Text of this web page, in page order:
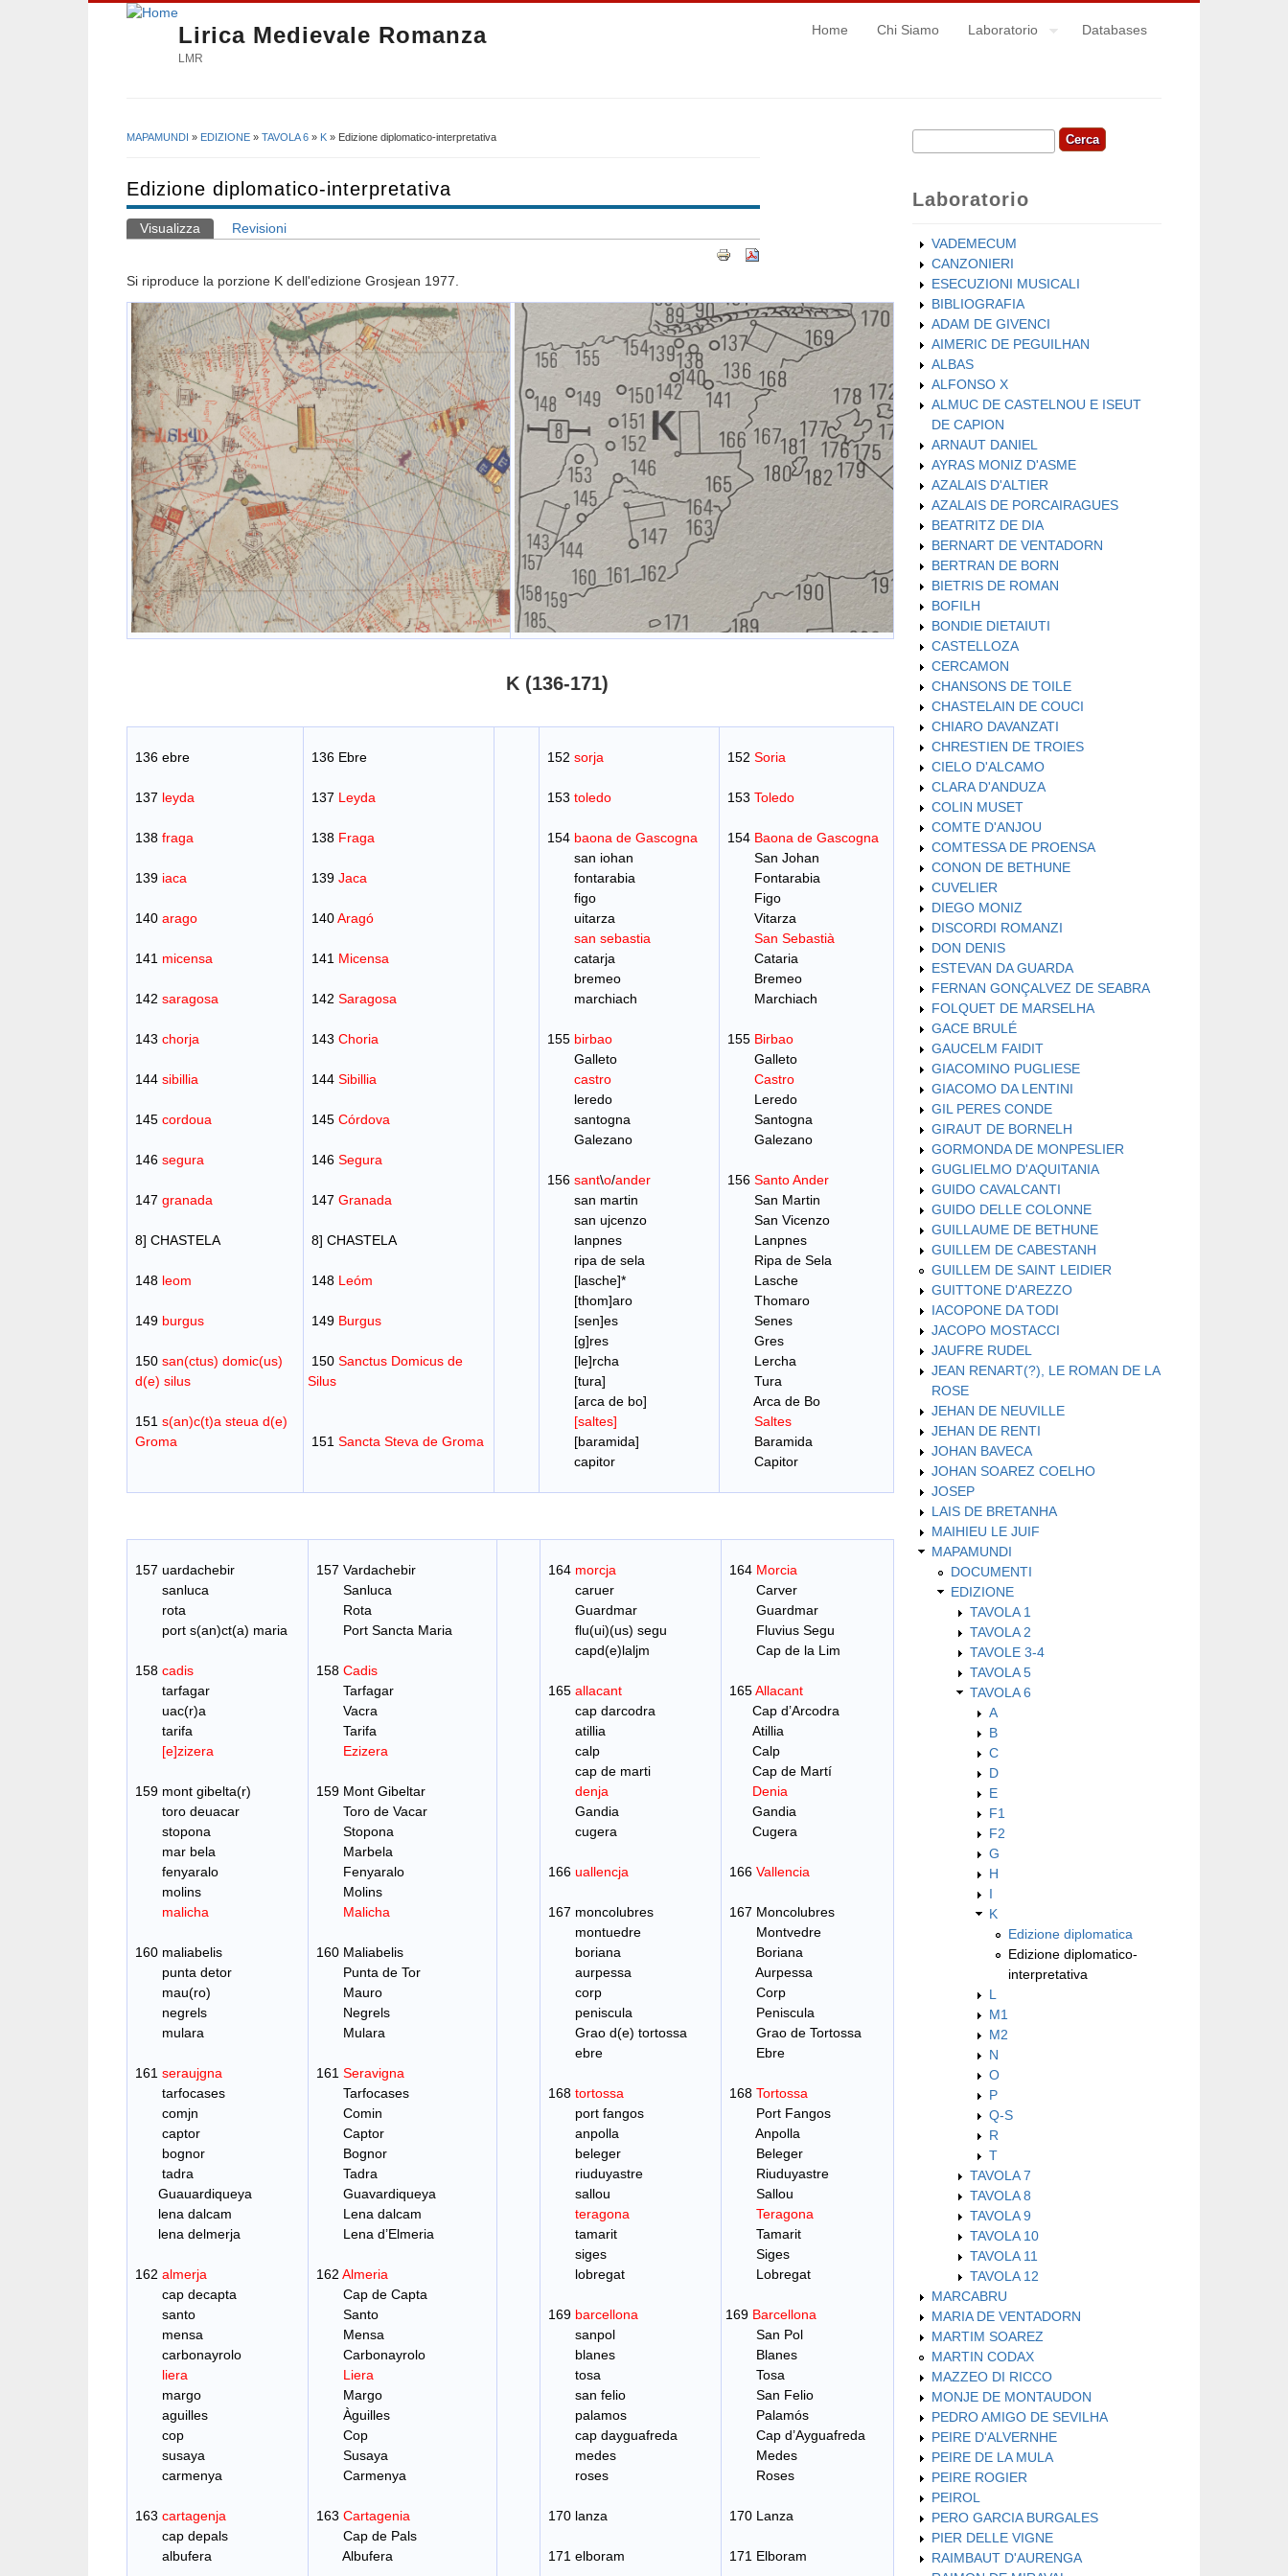
Lirica Medievale Romanza
LMR
Home Chi Siamo Laboratorio Databases
MAPAMUNDI » EDIZIONE » TAVOLA 6 » K » Edizione diplomatico-interpretativa
Edizione diplomatico-interpretativa
Schede primarie
Visualizza (scheda attiva)
Revisioni
Si riproduce la porzione K dell'edizione Grosjean 1977.
K (136-171)
136 ebre
137 leyda
138 fraga
139 iaca
140 arago
141 micensa
142 saragosa
143 chorja
144 sibillia
145 cordoua
146 segura
147 granada
8] CHASTELA
148 leom
149 burgus
150 san(ctus) domic(us)
d(e) silus
151 s(an)c(t)a steua d(e)
Groma
136 Ebre
137 Leyda
138 Fraga
139 Jaca
140Aragó
141 Micensa
142 Saragosa
143 Choria
144 Sibillia
145 Córdova
146 Segura
147 Granada
8] CHASTELA
148 Leóm
149 Burgus
150 Sanctus Domicus de
Silus
151 Sancta Steva de Groma
152 sorja
153 toledo
154 baona de Gascogna
san iohan
fontarabia
figo
uitarza
san sebastia
catarja
bremeo
marchiach
155 birbao
Galleto
castro
leredo
santogna
Galezano
156 sant\o/ander
san martin
san ujcenzo
lanpnes
ripa de sela
[lasche]*
[thom]aro
[sen]es
[g]res
[le]rcha
[tura]
[arca de bo]
[saltes]
[baramida]
capitor
152 Soria
153 Toledo
154 Baona de Gascogna
San Johan
Fontarabia
Figo
Vitarza
San Sebastià
Cataria
Bremeo
Marchiach
155 Birbao
Galleto
Castro
Leredo
Santogna
Galezano
156 Santo Ander
San Martin
San Vicenzo
Lanpnes
Ripa de Sela
Lasche
Thomaro
Senes
Gres
Lercha
Tura
Arca de Bo
Saltes
Baramida
Capitor
157 uardachebir
sanluca
rota
port s(an)ct(a) maria
158 cadis
tarfagar
uac(r)a
tarifa
[e]zizera
159 mont gibelta(r)
toro deuacar
stopona
mar bela
fenyaralo
molins
malicha
160 maliabelis
punta detor
mau(ro)
negrels
mulara
161 seraujgna
tarfocases
comjn
captor
bognor
tadra
Guauardiqueya
lena dalcam
lena delmerja
162 almerja
cap decapta
santo
mensa
carbonayrolo
liera
margo
aguilles
cop
susaya
carmenya
163 cartagenja
cap depals
albufera
157 Vardachebir
Sanluca
Rota
Port Sancta Maria
158 Cadis
Tarfagar
Vacra
Tarifa
Ezizera
159 Mont Gibeltar
Toro de Vacar
Stopona
Marbela
Fenyaralo
Molins
Malicha
160 Maliabelis
Punta de Tor
Mauro
Negrels
Mulara
161 Seravigna
Tarfocases
Comin
Captor
Bognor
Tadra
Guavardiqueya
Lena dalcam
Lena d’Elmeria
162 Almeria
Cap de Capta
Santo
Mensa
Carbonayrolo
Liera
Margo
Àguilles
Cop
Susaya
Carmenya
163 Cartagenia
Cap de Pals
Albufera
164 morcja
caruer
Guardmar
flu(ui)(us) segu
capd(e)laljm
165 allacant
cap darcodra
atillia
calp
cap de marti
denja
Gandia
cugera
166 uallencja
167 moncolubres
montuedre
boriana
aurpessa
corp
peniscula
Grao d(e) tortossa
ebre
168 tortossa
port fangos
anpolla
beleger
riuduyastre
sallou
teragona
tamarit
siges
lobregat
169 barcellona
sanpol
blanes
tosa
san felio
palamos
cap dayguafreda
medes
roses
170 lanza
171 elboram
164 Morcia
Carver
Guardmar
Fluvius Segu
Cap de la Lim
165Allacant
Cap d’Arcodra
Atillia
Calp
Cap de Martí
Denia
Gandia
Cugera
166 Vallencia
167 Moncolubres
Montvedre
Boriana
Aurpessa
Corp
Peniscula
Grao de Tortossa
Ebre
168 Tortossa
Port Fangos
Anpolla
Beleger
Riuduyastre
Sallou
Teragona
Tamarit
Siges
Lobregat
169 Barcellona
San Pol
Blanes
Tosa
San Felio
Palamós
Cap d’Ayguafreda
Medes
Roses
170 Lanza
171 Elboram
Form di ricerca
Cerca
Laboratorio
VADEMECUM
CANZONIERI
ESECUZIONI MUSICALI
BIBLIOGRAFIA
ADAM DE GIVENCI
AIMERIC DE PEGUILHAN
ALBAS
ALFONSO X
ALMUC DE CASTELNOU E ISEUT
DE CAPION
ARNAUT DANIEL
AYRAS MONIZ D'ASME
AZALAIS D'ALTIER
AZALAIS DE PORCAIRAGUES
BEATRITZ DE DIA
BERNART DE VENTADORN
BERTRAN DE BORN
BIETRIS DE ROMAN
BOFILH
BONDIE DIETAIUTI
CASTELLOZA
CERCAMON
CHANSONS DE TOILE
CHASTELAIN DE COUCI
CHIARO DAVANZATI
CHRESTIEN DE TROIES
CIELO D'ALCAMO
CLARA D'ANDUZA
COLIN MUSET
COMTE D'ANJOU
COMTESSA DE PROENSA
CONON DE BETHUNE
CUVELIER
DIEGO MONIZ
DISCORDI ROMANZI
DON DENIS
ESTEVAN DA GUARDA
FERNAN GONÇALVEZ DE SEABRA
FOLQUET DE MARSELHA
GACE BRULÉ
GAUCELM FAIDIT
GIACOMINO PUGLIESE
GIACOMO DA LENTINI
GIL PERES CONDE
GIRAUT DE BORNELH
GORMONDA DE MONPESLIER
GUGLIELMO D'AQUITANIA
GUIDO CAVALCANTI
GUIDO DELLE COLONNE
GUILLAUME DE BETHUNE
GUILLEM DE CABESTANH
GUILLEM DE SAINT LEIDIER
GUITTONE D'AREZZO
IACOPONE DA TODI
JACOPO MOSTACCI
JAUFRE RUDEL
JEAN RENART(?), LE ROMAN DE LA
ROSE
JEHAN DE NEUVILLE
JEHAN DE RENTI
JOHAN BAVECA
JOHAN SOAREZ COELHO
JOSEP
LAIS DE BRETANHA
MAIHIEU LE JUIF
MAPAMUNDI
DOCUMENTI
EDIZIONE
TAVOLA 1
TAVOLA 2
TAVOLE 3-4
TAVOLA 5
TAVOLA 6
A
B
C
D
E
F1
F2
G
H
I
K
Edizione diplomatica
Edizione diplomatico-
interpretativa
L
M1
M2
N
O
P
Q-S
R
T
TAVOLA 7
TAVOLA 8
TAVOLA 9
TAVOLA 10
TAVOLA 11
TAVOLA 12
MARCABRU
MARIA DE VENTADORN
MARTIM SOAREZ
MARTIN CODAX
MAZZEO DI RICCO
MONJE DE MONTAUDON
PEDRO AMIGO DE SEVILHA
PEIRE D'ALVERNHE
PEIRE DE LA MULA
PEIRE ROGIER
PEIROL
PERO GARCIA BURGALES
PIER DELLE VIGNE
RAIMBAUT D'AURENGA